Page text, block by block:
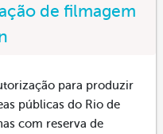
de filmagem
para produzir
públicas do Rio de
com reserva de